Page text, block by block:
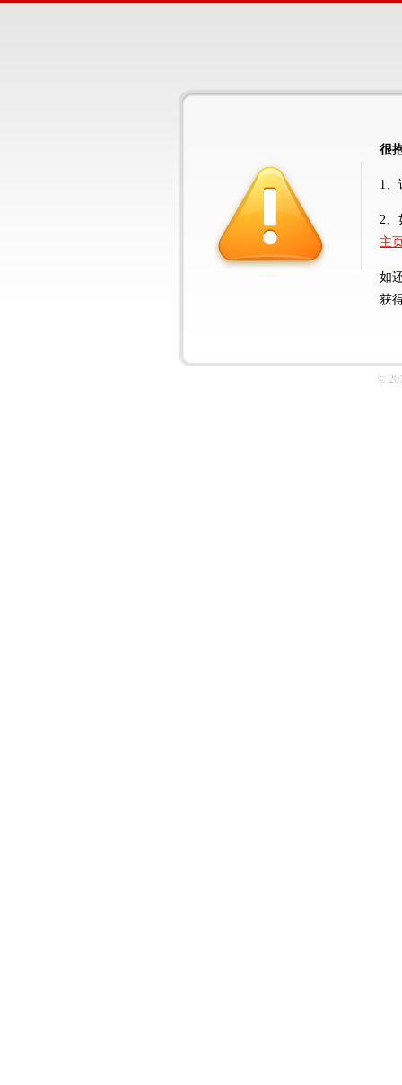
很
1
2、
主
如
获
©